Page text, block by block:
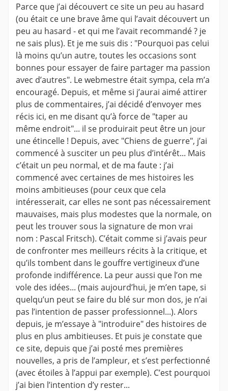
Parce que j’ai découvert ce site un peu au hasard
(ou était ce une brave âme qui l’avait découvert un
peu au hasard - et qui me l’avait recommandé ? je
ne sais plus). Et je me suis dis : "Pourquoi pas celui
là moins qu’un autre, toutes les occasions sont
bonnes pour essayer de faire partager ma passion
avec d’autres". Le webmestre était sympa, cela m’a
encouragé. Depuis, et même si j’aurai aimé attirer
plus de commentaires, j’ai décidé d’envoyer mes
récis ici, en me disant qu’à force de "taper au
même endroit"... il se produirait peut être un jour
une étincelle ! Depuis, avec "Chiens de guerre", j’ai
commencé à susciter un peu plus d’intérêt... Mais
c’était un peu normal, et de ma faute : j’ai
commencé avec certaines de mes histoires les
moins ambitieuses (pour ceux que cela
intéresserait, car elles ne sont pas nécessairement
mauvaises, mais plus modestes que la normale, on
peut les trouver sous la signature de mon vrai
nom : Pascal Fritsch). C’était comme si j’avais peur
de confronter mes meilleurs récits à la critique, et
qu’ils tombent dans le gouffre vertigineux d’une
profonde indifférence. La peur aussi que l’on me
vole des idées... (mais aujourd’hui, je m’en tape, si
quelqu’un peut se faire du blé sur mon dos, je n’ai
pas l’intention de passer professionnel...). Alors
depuis, je m’essaye à "introduire" des histoires de
plus en plus ambitieuses. Et puis je constate que
ce site, depuis que j’ai posté mes premières
nouvelles, a pris de l’ampleur, et s’est perfectionné
(avec étoiles à l’appui par exemple). C’est pourquoi
j’ai bien l’intention d’y rester...